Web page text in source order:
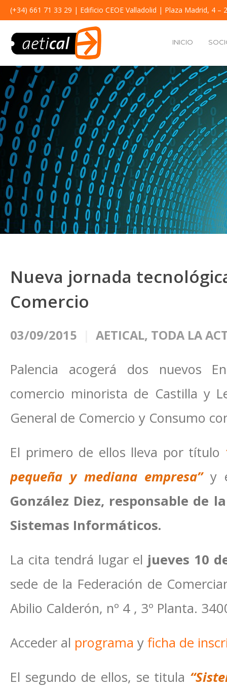
(+34) 661 71 33 29 | Edificio CEOE Valladolid | Plaza Madrid, 4 –
INICIO
Nueva jornada
Comercio
03/09/2015 AETICAL, TODA LA
Palencia acogerá dos nuevos
comercio minorista de Castilla y
General de Comercio y Consumo
El primero de ellos lleva por título
pequeña y mediana empresa” y
González Diez, responsable de
Sistemas Informáticos.
La cita tendrá lugar el jueves 10
sede de la Federación de
Abilio Calderón, nº 4 , 3º Planta.
Acceder al programa y ficha de
El segundo de ellos, se titula